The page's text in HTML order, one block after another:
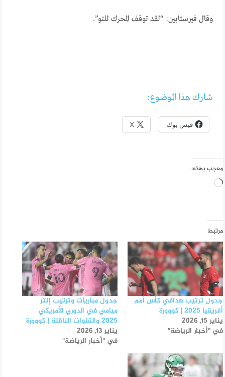
وقال فيرستابين: “لقد توقف المحرك للتو”.
شارك هذا الموضوع:
فيس بوك X
معجب بهذه:
جاري
مرتبط
جدول ترتيب هدافي كأس أمم
أفريقيا 2025 | كووورة
يناير 15, 2026
في "أخبار الرياضة"
جدول مباريات وترتيب إنتر
ميامي في الدوري الأمريكي
2025 والقنوات الناقلة | كووورة
يناير 13, 2026
في "أخبار الرياضة"